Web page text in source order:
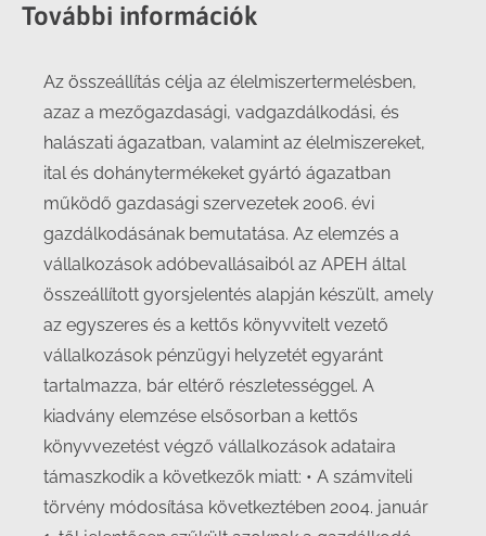
További információk
Az összeállítás célja az élelmiszertermelésben,
azaz a mezőgazdasági, vadgazdálkodási, és
halászati ágazatban, valamint az élelmiszereket,
ital és dohánytermékeket gyártó ágazatban
működő gazdasági szervezetek 2006. évi
gazdálkodásának bemutatása. Az elemzés a
vállalkozások adóbevallásaiból az APEH által
összeállított gyorsjelentés alapján készült, amely
az egyszeres és a kettős könyvvitelt vezető
vállalkozások pénzügyi helyzetét egyaránt
tartalmazza, bár eltérő részletességgel. A
kiadvány elemzése elsősorban a kettős
könyvvezetést végző vállalkozások adataira
támaszkodik a következők miatt: • A számviteli
törvény módosítása következtében 2004. január